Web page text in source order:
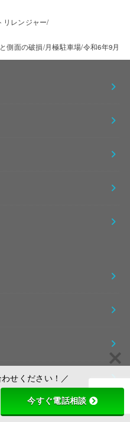
リレンジャー
側面の破損/月極駐車場/令和6年9月
せください！／
今すぐ電話相談